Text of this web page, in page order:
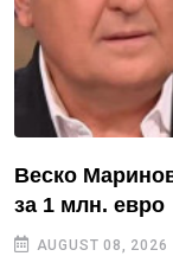
Веско
за 1 млн. евро
AUGUST 08, 2026